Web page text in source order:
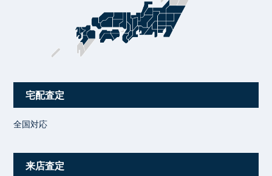
宅配査定
全国対応
来店査定